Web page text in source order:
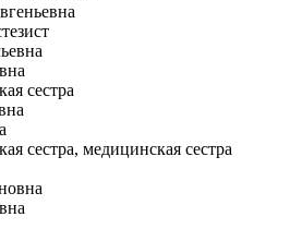
сестра
сестра, медицинская сестра